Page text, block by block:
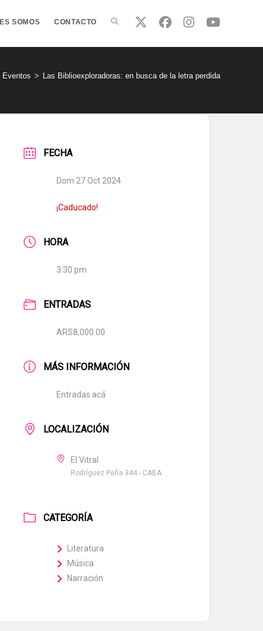
SOMOS CONTACTO ALTERNAR
Eventos > Las Biblioexploradoras: en busca de la letra perdida
FECHA
Dom 27 Oct 2024
¡Caducado!
HORA
3:30 pm
ENTRADAS
ARS8,000.00
MÁS INFORMACIÓN
Entradas acá
LOCALIZACIÓN
El Vitral
Rodríguez Peña 344 - CABA
CATEGORÍA
Literatura
Música
Narración